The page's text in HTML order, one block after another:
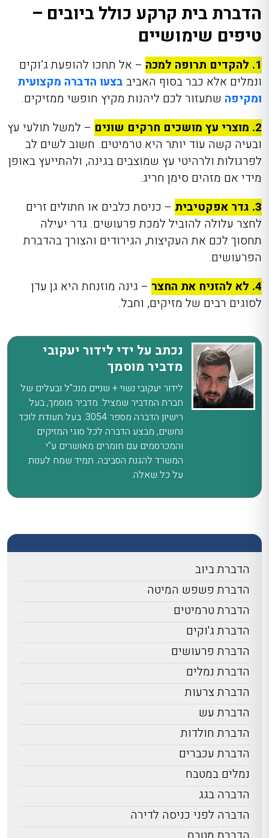
הדברת בית קרקע כולל ביובים –
טיפים שימושיים
1. להקדים תרופה למכה
– אל תחכו להופעת ג’וקים
ונמלים אלא כבר בסוף האביב בצעו הדברה מקצועית
ומקיפה שתעזור לכם ליהנות מקיץ חופשי ממזיקים.
2. מוצרי עץ מושכים חרקים שונים
– למשל תולעי עץ
ובעיה קשה עוד יותר היא טרמיטים. חשוב לשים לב
לפרגולות ולרהיטי עץ שמוצבים בגינה, ולהתייעץ באופן
מידי אם מזהים סימן חריג.
3. גדר אפקטיבית
– כניסת כלבים או חתולים זרים
לחצר עלולה להוביל למכת פרעושים. גדר יעילה
תחסוך לכם את העקיצות, הגירודים והצורך בהדברת
הפרעושים.
4. לא להזניח את החצר
– גינה מוזנחת היא גן עדן
לסוגים רבים של מזיקים, וחבל.
נכתב על ידי לידור יעקובי
מדביר מוסמך
לידור יעקובי נשוי + שניים מנכ"ל ובעלים של
חברת המדביר שמציל. מדביר מוסמך, בעל
רישיון הדברה מספר 3054. בעל תעודת לוכד
נחשים, מבצע הדברה לכל סוגי המזיקים
והמכרסמים עם חומרים מאושרים ע"י
המשרד להגנת הסביבה. תמיד שמח לענות
על כל שאלה.
הדברת ביוב
הדברת פשפש המיטה
הדברת טרמיטים
הדברת ג'וקים
הדברת פרעושים
הדברת נמלים
הדברת צרעות
הדברת עש
הדברת חולדות
הדברת עכברים
נמלים במטבח
הדברה בגג
הדברה לפני כניסה לדירה